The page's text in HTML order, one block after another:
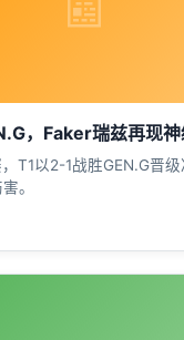
，Faker瑞兹再现
T1以2-1战胜GEN.G晋
。